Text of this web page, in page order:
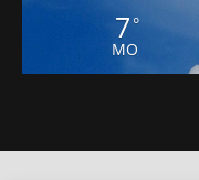
7 °
MO